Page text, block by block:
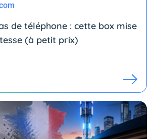
de téléphone : cette box mise
(à petit prix)